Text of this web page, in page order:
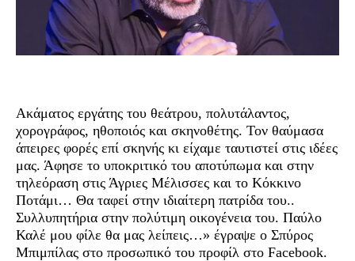
Ακάματος εργάτης του θεάτρου, πολυτάλαντος,
χορογράφος, ηθοποιός και σκηνοθέτης. Τον θαύμασα
άπειρες φορές επί σκηνής κι είχαμε ταυτιστεί στις ιδέες
μας. Άφησε το υποκριτικό του αποτύπωμα και στην
τηλεόραση στις Άγριες Μέλισσες και το Κόκκινο
Ποτάμι… Θα ταφεί στην ιδιαίτερη πατρίδα του..
Συλλυπητήρια στην πολύτιμη οικογένεια του. Παύλο
Καλέ μου φίλε θα μας λείπεις…» έγραψε ο Σπύρος
Μπιμπίλας στο προσωπικό του προφίλ στο Facebook.